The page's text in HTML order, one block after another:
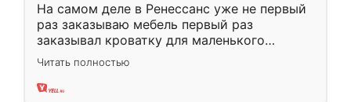
На самом деле в Ренессанс уже не первый
раз заказываю мебель первый раз
заказывал кроватку для маленького
ребёнка при его рождении ,во второй раз
заказал шкаф-купе. По качеству очень
хорошее сборка достаточно быстрая,
Читать полностью